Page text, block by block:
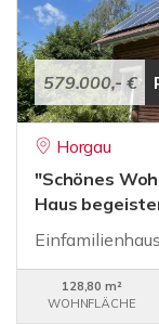
579.000,- €
Horgau
"Schönes
Haus
Einfamilienhaus
128,80 m²
WOHNFLÄCHE